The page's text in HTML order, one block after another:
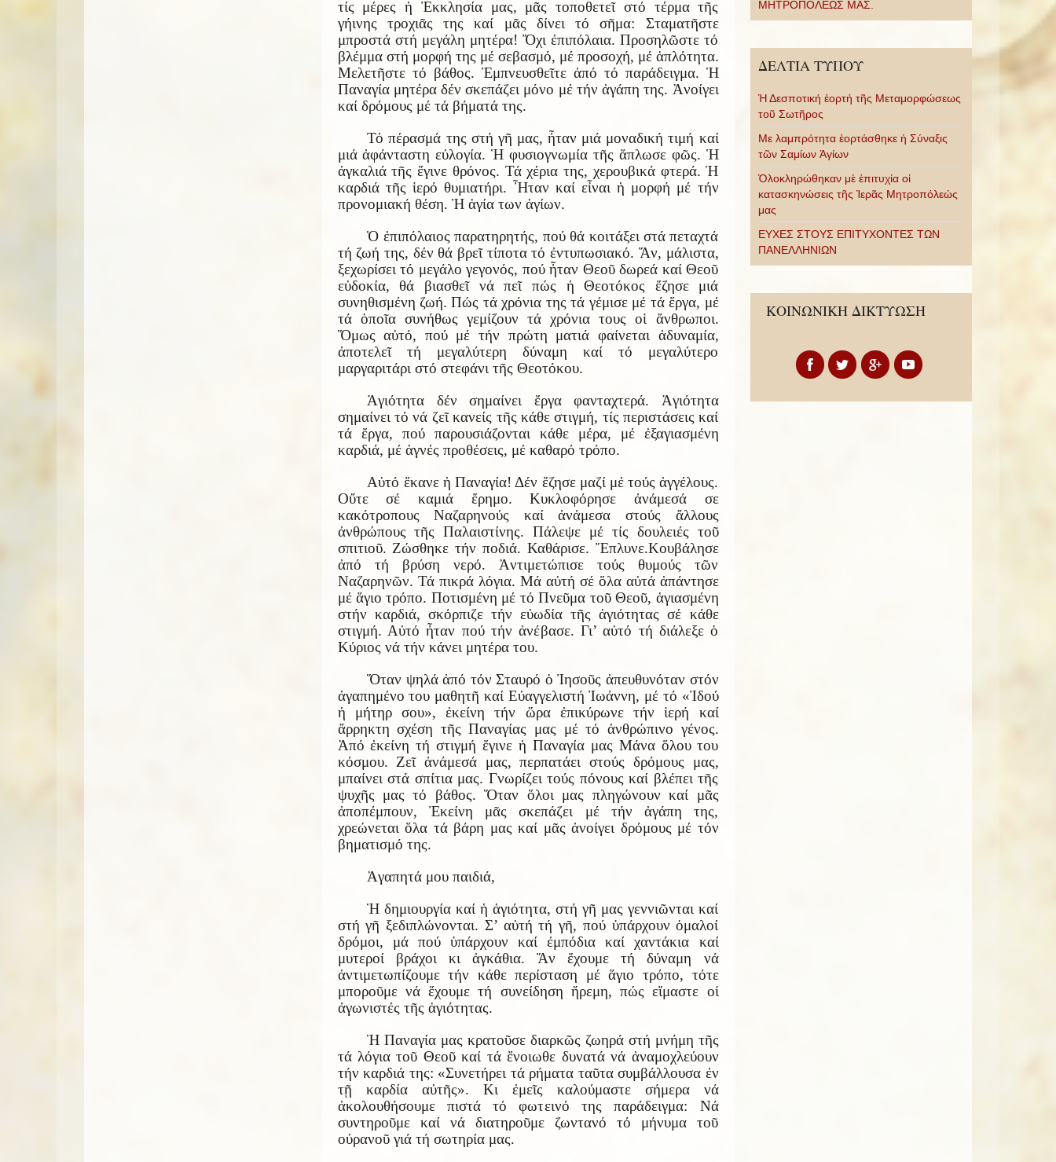
τίς μέρες ἡ Ἐκκλησία μας, μᾶς τοποθετεῖ στό τέρμα τῆς
γήινης τροχιᾶς της καί μᾶς δίνει τό σῆμα: Σταματῆστε
μπροστά στή μεγάλη μητέρα! Ὄχι ἐπιπόλαια. Προσηλῶστε τό
βλέμμα στή μορφή της μέ σεβασμό, μέ προσοχή, μέ ἁπλότητα.
Μελετῆστε τό βάθος. Ἐμπνευσθεῖτε ἀπό τό παράδειγμα. Ἡ
Παναγία μητέρα δέν σκεπάζει μόνο μέ τήν ἀγάπη της. Ἀνοίγει
καί δρόμους μέ τά βήματά της.
Τό πέρασμά της στή γῆ μας, ἦταν μιά μοναδική τιμή καί
μιά ἀφάνταστη εὐλογία. Ἡ φυσιογνωμία τῆς ἅπλωσε φῶς. Ἡ
ἀγκαλιά τῆς ἔγινε θρόνος. Τά χέρια της, χερουβικά φτερά. Ἡ
καρδιά τῆς ἱερό θυμιατήρι. Ἦταν καί εἶναι ἡ μορφή μέ τήν
προνομιακή θέση. Ἡ ἁγία των ἁγίων.
Ὁ ἐπιπόλαιος παρατηρητής, πού θά κοιτάξει στά πεταχτά
τή ζωή της, δέν θά βρεῖ τίποτα τό ἐντυπωσιακό. Ἄν, μάλιστα,
ξεχωρίσει τό μεγάλο γεγονός, πού ἦταν Θεοῦ δωρεά καί Θεοῦ
εὐδοκία, θά βιασθεῖ νά πεῖ πώς ἡ Θεοτόκος ἔζησε μιά
συνηθισμένη ζωή. Πώς τά χρόνια της τά γέμισε μέ τά ἔργα, μέ
τά ὁποῖα συνήθως γεμίζουν τά χρόνια τους οἱ ἄνθρωποι.
Ὅμως αὐτό, πού μέ τήν πρώτη ματιά φαίνεται ἀδυναμία,
ἀποτελεῖ τή μεγαλύτερη δύναμη καί τό μεγαλύτερο
μαργαριτάρι στό στεφάνι τῆς Θεοτόκου.
Ἁγιότητα δέν σημαίνει ἔργα φανταχτερά. Ἁγιότητα
σημαίνει τό νά ζεῖ κανείς τῆς κάθε στιγμή, τίς περιστάσεις καί
τά ἔργα, πού παρουσιάζονται κάθε μέρα, μέ ἐξαγιασμένη
καρδιά, μέ ἁγνές προθέσεις, μέ καθαρό τρόπο.
Αὐτό ἔκανε ἡ Παναγία! Δέν ἔζησε μαζί μέ τούς ἀγγέλους.
Οὔτε σέ καμιά ἔρημο. Κυκλοφόρησε ἀνάμεσά σε
κακότροπους Ναζαρηνούς καί ἀνάμεσα στούς ἄλλους
ἀνθρώπους τῆς Παλαιστίνης. Πάλεψε μέ τίς δουλειές τοῦ
σπιτιοῦ. Ζώσθηκε τήν ποδιά. Καθάρισε. Ἔπλυνε.Κουβάλησε
ἀπό τή βρύση νερό. Ἀντιμετώπισε τούς θυμούς τῶν
Ναζαρηνῶν. Τά πικρά λόγια. Μά αὐτή σέ ὅλα αὐτά ἀπάντησε
μέ ἅγιο τρόπο. Ποτισμένη μέ τό Πνεῦμα τοῦ Θεοῦ, ἁγιασμένη
στήν καρδιά, σκόρπιζε τήν εὐωδία τῆς ἁγιότητας σέ κάθε
στιγμή. Αὐτό ἦταν πού τήν ἀνέβασε. Γι’ αὐτό τή διάλεξε ὁ
Κύριος νά τήν κάνει μητέρα του.
Ὅταν ψηλά ἀπό τόν Σταυρό ὁ Ἰησοῦς ἀπευθυνόταν στόν
ἀγαπημένο του μαθητῆ καί Εὐαγγελιστή Ἰωάννη, μέ τό «Ἰδού
ἡ μήτηρ σου», ἐκείνη τήν ὥρα ἐπικύρωνε τήν ἱερή καί
ἄρρηκτη σχέση τῆς Παναγίας μας μέ τό ἀνθρώπινο γένος.
Ἀπό ἐκείνη τή στιγμή ἔγινε ἡ Παναγία μας Μάνα ὅλου του
κόσμου. Ζεῖ ἀνάμεσά μας, περπατάει στούς δρόμους μας,
μπαίνει στά σπίτια μας. Γνωρίζει τούς πόνους καί βλέπει τῆς
ψυχῆς μας τό βάθος. Ὅταν ὅλοι μας πληγώνουν καί μᾶς
ἀποπέμπουν, Ἐκείνη μᾶς σκεπάζει μέ τήν ἀγάπη της,
χρεώνεται ὅλα τά βάρη μας καί μᾶς ἀνοίγει δρόμους μέ τόν
βηματισμό της.
Ἀγαπητά μου παιδιά,
Ἡ δημιουργία καί ἡ ἁγιότητα, στή γῆ μας γεννιῶνται καί
στή γῆ ξεδιπλώνονται. Σ’ αὐτή τή γῆ, πού ὑπάρχουν ὁμαλοί
δρόμοι, μά πού ὑπάρχουν καί ἐμπόδια καί χαντάκια καί
μυτεροί βράχοι κι ἀγκάθια. Ἄν ἔχουμε τή δύναμη νά
ἀντιμετωπίζουμε τήν κάθε περίσταση μέ ἅγιο τρόπο, τότε
μποροῦμε νά ἔχουμε τή συνείδηση ἤρεμη, πώς εἴμαστε οἱ
ἀγωνιστές τῆς ἁγιότητας.
Ἡ Παναγία μας κρατοῦσε διαρκῶς ζωηρά στή μνήμη τῆς
τά λόγια τοῦ Θεοῦ καί τά ἔνοιωθε δυνατά νά ἀναμοχλεύουν
τήν καρδιά της: «Συνετήρει τά ρήματα ταῦτα συμβάλλουσα ἐν
τῇ καρδία αὐτῆς». Κι ἐμεῖς καλούμαστε σήμερα νά
ἀκολουθήσουμε πιστά τό φωτεινό της παράδειγμα: Νά
συντηροῦμε καί νά διατηροῦμε ζωντανό τό μήνυμα τοῦ
οὐρανοῦ γιά τή σωτηρία μας.
ΜΗΤΡΟΠΟΛΕΩΣ ΜΑΣ.
ΔΕΛΤΙΑ ΤΥΠΟΥ
Ἡ Δεσποτική ἑορτή τῆς Μεταμορφώσεως
τοῦ Σωτῆρος
Με λαμπρότητα ἑορτάσθηκε ἡ Σύναξις
τῶν Σαμίων Ἁγίων
Ὁλοκληρώθηκαν μὲ ἐπιτυχία οἱ
κατασκηνώσεις τῆς Ἱερᾶς Μητροπόλεώς
μας
ΕΥΧΕΣ ΣΤΟΥΣ ΕΠΙΤΥΧΟΝΤΕΣ ΤΩΝ
ΠΑΝΕΛΛΗΝΙΩΝ
ΚΟΙΝΩΝΙΚΗ ΔΙΚΤΥΩΣΗ